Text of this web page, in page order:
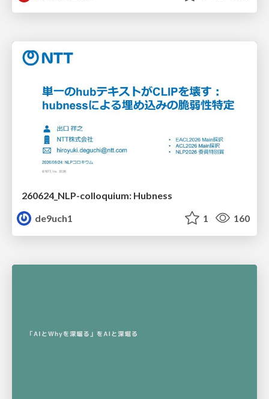
260624_NLP-colloquium: Hubness
de9uch1
1 160